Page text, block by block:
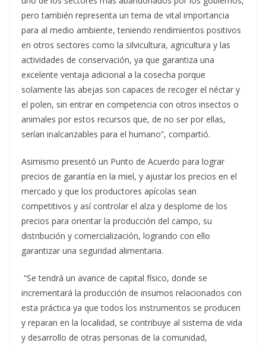
pero también representa un tema de vital importancia
para al medio ambiente, teniendo rendimientos positivos
en otros sectores como la silvicultura, agricultura y las
actividades de conservación, ya que garantiza una
excelente ventaja adicional a la cosecha porque
solamente las abejas son capaces de recoger el néctar y
el polen, sin entrar en competencia con otros insectos o
animales por estos recursos que, de no ser por ellas,
serían inalcanzables para el humano”, compartió.
Asimismo presentó un Punto de Acuerdo para lograr
precios de garantía en la miel, y ajustar los precios en el
mercado y que los productores apícolas sean
competitivos y así controlar el alza y desplome de los
precios para orientar la producción del campo, su
distribución y comercialización, logrando con ello
garantizar una seguridad alimentaria.
“Se tendrá un avance de capital físico, donde se
incrementará la producción de insumos relacionados con
esta práctica ya que todos los instrumentos se producen
y reparan en la localidad, se contribuye al sistema de vida
y desarrollo de otras personas de la comunidad,